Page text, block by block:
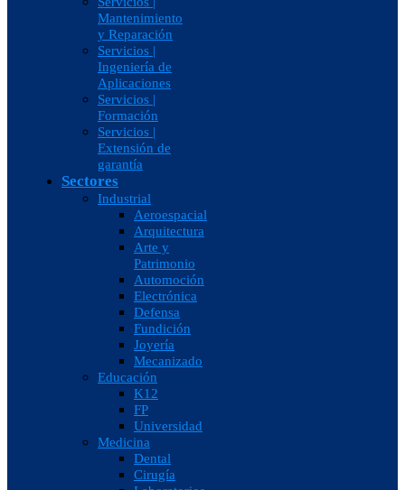
Mantenimiento
y Reparación
Servicios |
Ingeniería de
Aplicaciones
Servicios |
Formación
Servicios |
Extensión de
garantía
Sectores
Industrial
Aeroespacial
Arquitectura
Arte y
Patrimonio
Automoción
Electrónica
Defensa
Fundición
Joyería
Mecanizado
Educación
K12
FP
Universidad
Medicina
Dental
Cirugía